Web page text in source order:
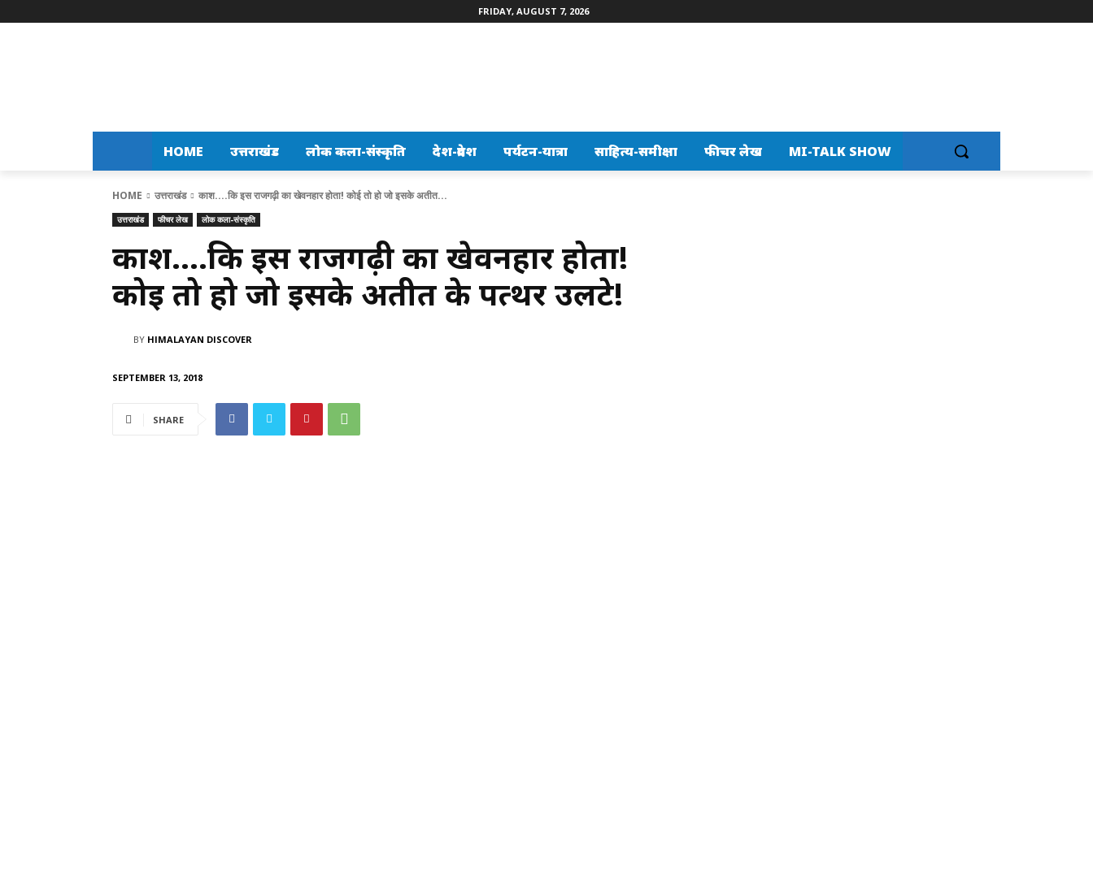
FRIDAY, AUGUST 7, 2026
HOME उत्तराखंड लोक कला-संस्कृति देश-प्रदेश पर्यटन-यात्रा साहित्य-समीक्षा फीचर लेख MI-TALK SHOW
HOME उत्तराखंड काश....कि इस राजगढ़ी का खेवनहार होता! कोई तो हो जो इसके अतीत...
उत्तराखंड फीचर लेख लोक कला-संस्कृति
काश….कि इस राजगढ़ी का खेवनहार होता!
कोई तो हो जो इसके अतीत के पत्थर उलटे!
BY HIMALAYAN DISCOVER
SEPTEMBER 13, 2018
SHARE